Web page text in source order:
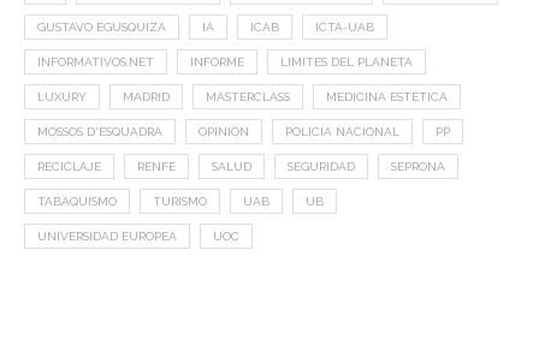
GUSTAVO EGUSQUIZA IA ICAB ICTA-UAB
INFORMATIVOS.NET INFORME LIMITES DEL PLANETA
LUXURY MADRID MASTERCLASS MEDICINA ESTÉTICA
MOSSOS D'ESQUADRA OPINIÓN POLICÍA NACIONAL PP
RECICLAJE RENFE SALUD SEGURIDAD SEPRONA
TABAQUISMO TURISMO UAB UB
UNIVERSIDAD EUROPEA UOC